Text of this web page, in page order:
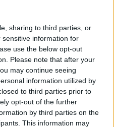
sharing to third parties, or
information for
use the below opt-out
Please note that after your
may continue seeing
information utilized by
to third parties prior to
opt-out of the further
by third parties on the
This information may
di Giorgio
una collezione all'insegna